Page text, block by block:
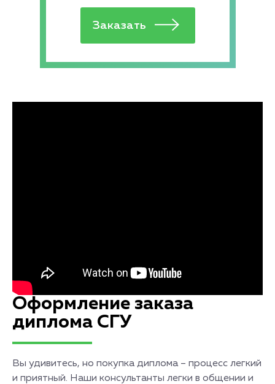
Оформление заказа
диплома СГУ
Вы удивитесь, но покупка диплома – процесс легкий
и приятный. Наши консультанты легки в общении и